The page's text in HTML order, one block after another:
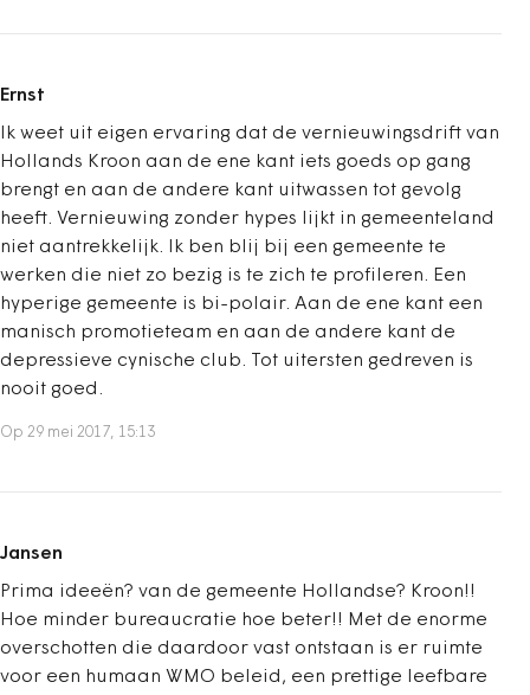
Ernst
Ik weet uit eigen ervaring dat de vernieuwingsdrift van
Hollands Kroon aan de ene kant iets goeds op gang
brengt en aan de andere kant uitwassen tot gevolg
heeft. Vernieuwing zonder hypes lijkt in gemeenteland
niet aantrekkelijk. Ik ben blij bij een gemeente te
werken die niet zo bezig is te zich te profileren. Een
hyperige gemeente is bi-polair. Aan de ene kant een
manisch promotieteam en aan de andere kant de
depressieve cynische club. Tot uitersten gedreven is
nooit goed.
Op 29 mei 2017, 15:13
Jansen
Prima ideeën? van de gemeente Hollandse? Kroon!!
Hoe minder bureaucratie hoe beter!! Met de enorme
overschotten die daardoor vast ontstaan is er ruimte
voor een humaan WMO beleid, een prettige leefbare